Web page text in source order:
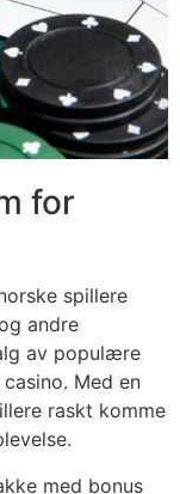
for
spillere
andre
av populære
Med en
raskt komme
med bonus